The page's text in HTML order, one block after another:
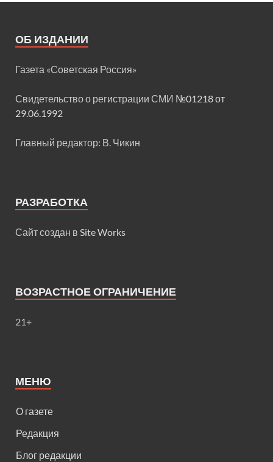
ОБ ИЗДАНИИ
Газета «Советская Россия»
Свидетельство о регистрации СМИ №01218 от
29.06.1992
Главный редактор: В. Чикин
РАЗРАБОТКА
Сайт создан в Site Works
ВОЗРАСТНОЕ ОГРАНИЧЕНИЕ
21+
МЕНЮ
О газете
Редакция
Блог редакции